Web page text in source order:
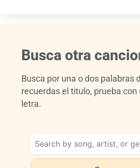
Busca otra
Busca por una o dos palabras
recuerdas el titulo, prueba con
letra.